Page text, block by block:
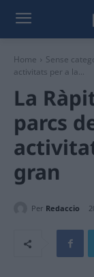
Home Sense
activitats per a la...
La
parcs
gran
Per Redaccio